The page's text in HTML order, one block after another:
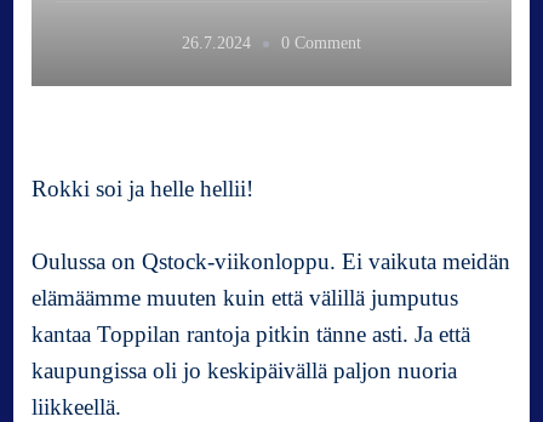
26.7.2024 0 Commento
h
e
e
Rokki soi ja helle hellii!
Oulussa on Qstock-viikonloppu. Ei vaikuta meidän
elämäämme muuten kuin että välillä jumputus
kantaa Toppilan rantoja pitkin tänne asti. Ja että
kaupungissa oli jo keskipäivällä paljon nuoria
liikkeellä.